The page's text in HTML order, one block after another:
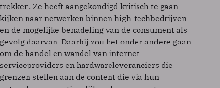
trekken. Ze heeft aangekondigd kritisch te gaan
kijken naar netwerken binnen high-techbedrijven
en de mogelijke benadeling van de consument als
gevolg daarvan. Daarbij zou het onder andere gaan
om de handel en wandel van internet
serviceproviders en hardwareleveranciers die
grenzen stellen aan de content die via hun